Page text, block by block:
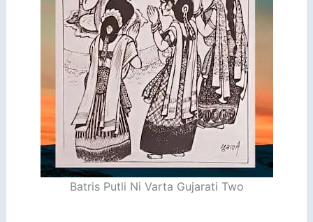
Batris Putli Ni Varta Gujarati Two